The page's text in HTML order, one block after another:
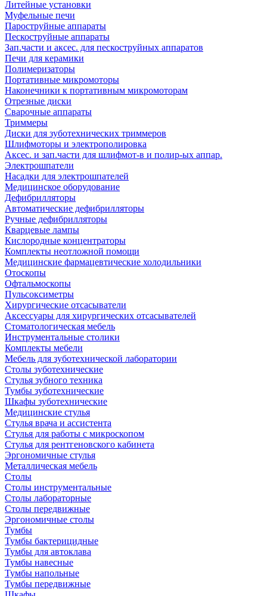
Литейные установки
Муфельные печи
Пароструйные аппараты
Пескоструйные аппараты
Зап.части и аксес. для пескоструйных аппаратов
Печи для керамики
Полимеризаторы
Портативные микромоторы
Наконечники к портативным микромоторам
Отрезные диски
Сварочные аппараты
Триммеры
Диски для зуботехнических триммеров
Шлифмоторы и электрополировка
Аксес. и зап.части для шлифмот-в и полир-ых аппар.
Электрошпатели
Насадки для электрошпателей
Медицинское оборудование
Дефибрилляторы
Автоматические дефибрилляторы
Ручные дефибрилляторы
Кварцевые лампы
Кислородные концентраторы
Комплекты неотложной помощи
Медицинские фармацевтические холодильники
Отоскопы
Офтальмоскопы
Пульсоксиметры
Хирургические отсасыватели
Аксессуары для хирургических отсасывателей
Стоматологическая мебель
Инструментальные столики
Комплекты мебели
Мебель для зуботехнической лаборатории
Столы зуботехнические
Стулья зубного техника
Тумбы зуботехнические
Шкафы зуботехнические
Медицинские стулья
Стулья врача и ассистента
Стулья для работы с микроскопом
Стулья для рентгеновского кабинета
Эргономичные стулья
Металлическая мебель
Столы
Столы инструментальные
Столы лабораторные
Столы передвижные
Эргономичные столы
Тумбы
Тумбы бактерицидные
Тумбы для автоклава
Тумбы навесные
Тумбы напольные
Тумбы передвижные